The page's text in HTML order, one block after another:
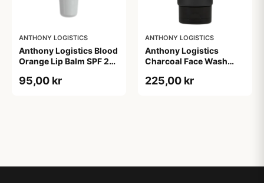
ANTHONY LOGISTICS
Anthony Logistics Blood
Orange Lip Balm SPF 25
95,00 kr
ANTHONY LOGISTICS
Anthony Logistics
Charcoal Face Wash
225,00 kr